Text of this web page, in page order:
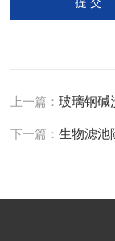
上一篇：玻璃钢碱
下一篇：生物滤池